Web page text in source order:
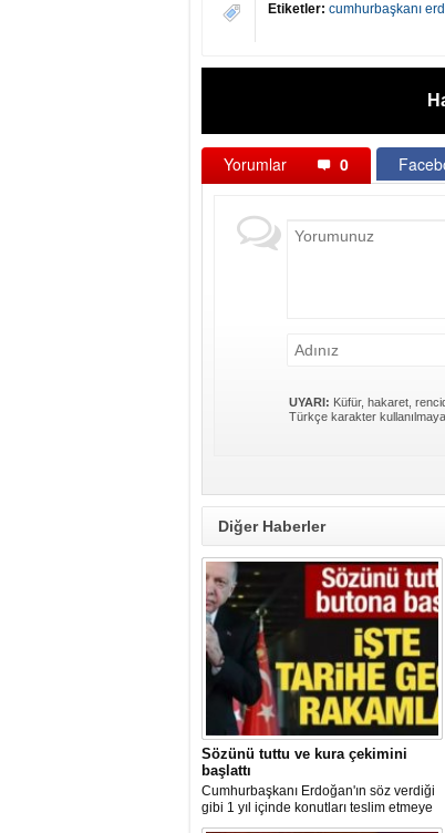
Etiketler: cumhurbaşkanı
Yorumlar 0
UYARI: Küfür, hakaret,
Türkçe karakter
Diğer Haberler
Sözünü tuttu ve kura çekimini
başlattı
Cumhurbaşkanı Erdoğan'ın söz verdiği
gibi 1 yıl içinde konutları teslim etmeye
başlayan AK Parti hükümeti, 2 ayda 76